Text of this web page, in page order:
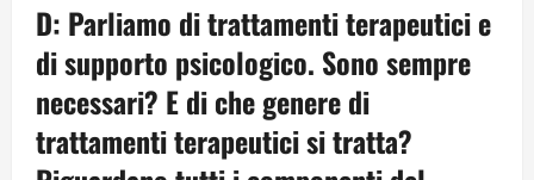
D: Parliamo di trattamenti terapeutici e
di supporto psicologico. Sono sempre
necessari? E di che genere di
trattamenti terapeutici si tratta?